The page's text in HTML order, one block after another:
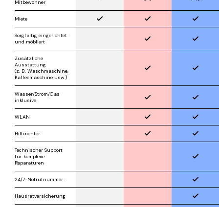
Mitbewohner
Miete
Sorgfältig eingerichtet
und möbliert
Zusätzliche
Ausstattung
(z. B. Waschmaschine,
Kaffeemaschine usw.)
Wasser/Strom/Gas
inklusive
WLAN
Hilfecenter
Technischer Support
für komplexe
Reparaturen
24/7-Notrufnummer
Hausratversicherung